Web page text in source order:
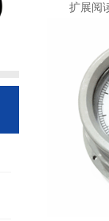
扩展阅